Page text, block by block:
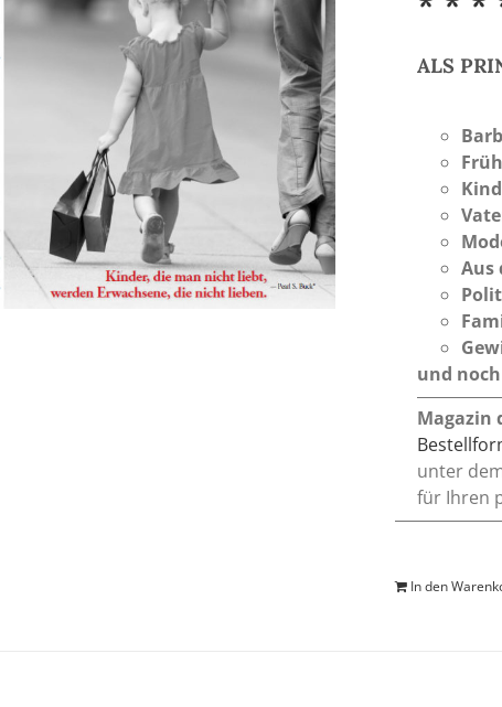
ALS
Aus
und
Magazin
unter
für Ihren
In den